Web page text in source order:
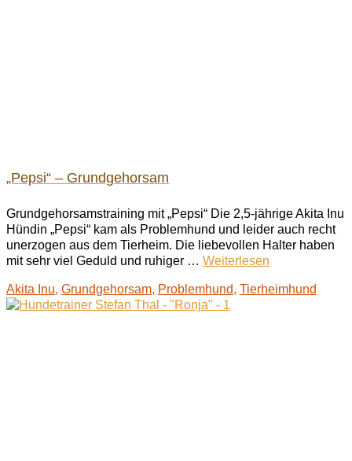
„Pepsi“ – Grundgehorsam
Grundgehorsamstraining mit „Pepsi“ Die 2,5-jährige Akita Inu
Hündin „Pepsi“ kam als Problemhund und leider auch recht
unerzogen aus dem Tierheim. Die liebevollen Halter haben
mit sehr viel Geduld und ruhiger … Weiterlesen
Akita Inu, Grundgehorsam, Problemhund, Tierheimhund